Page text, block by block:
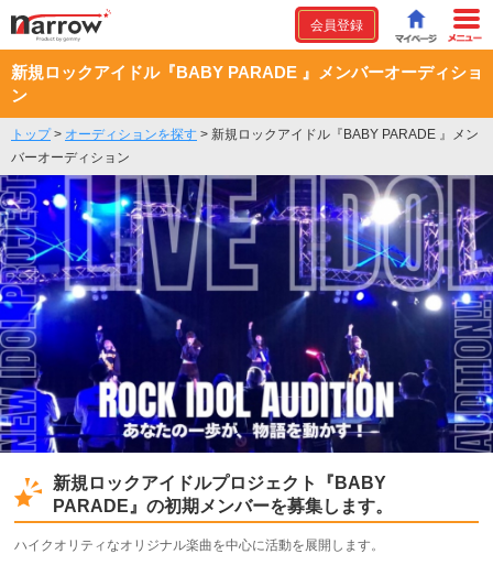
会員登録
新規ロックアイドル『BABY PARADE 』メンバーオーディショ
ン
トップ> オーディションを探す > 新規ロックアイドル『BABY PARADE 』メン
バーオーディション
新規ロックアイドルプロジェクト『BABY
PARADE』の初期メンバーを募集します。
ハイクオリティなオリジナル楽曲を中心に活動を展開します。